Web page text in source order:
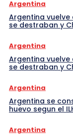
Argentina
Argentina
se destraban y
Argentina
Argentina
se destraban y
Argentina
Argentina se
huevo segun el
Argentina